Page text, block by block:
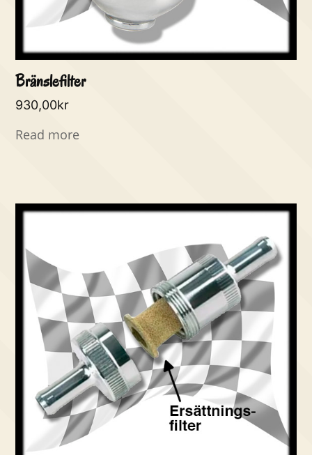
Bränslefilter
930,00kr
Read more